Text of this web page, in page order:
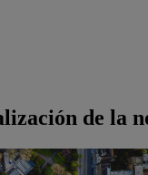
de la